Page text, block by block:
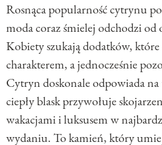
Rosnąca popularność cytrynu
moda coraz śmielej odchodzi
Kobiety szukają dodatków,
charakterem, a jednocześnie
Cytryn doskonale odpowiada na
ciepły blask przywołuje
wakacjami i luksusem w
wydaniu. To kamień, który